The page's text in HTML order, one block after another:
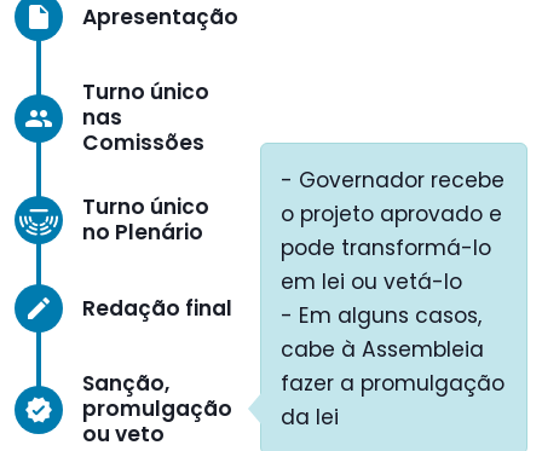
insert_drive_file Apresentação
group
Turno único
nas
Comissões
Turno único
no Plenário
create Redação final
verified
Sanção,
promulgação
ou veto
- Governador recebe
o projeto aprovado e
pode transformá-lo
em lei ou vetá-lo
- Em alguns casos,
cabe à Assembleia
fazer a promulgação
da lei